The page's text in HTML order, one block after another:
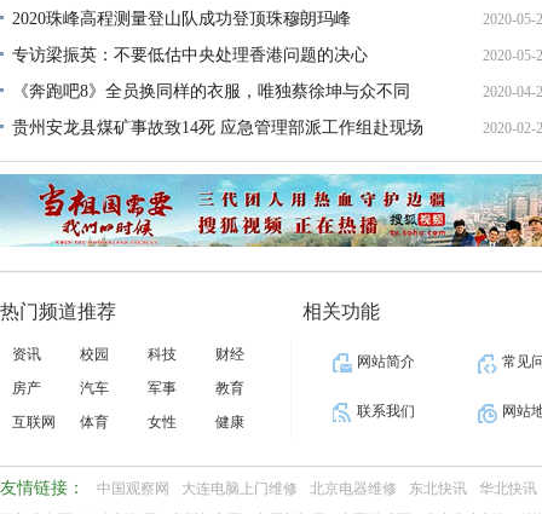
2020珠峰高程测量登山队成功登顶珠穆朗玛峰 2020-05-
专访梁振英：不要低估中央处理香港问题的决心 2020-05-
《奔跑吧8》全员换同样的衣服，唯独蔡徐坤与众不同 2020-04-
贵州安龙县煤矿事故致14死 应急管理部派工作组赴现场 2020-02-
热门频道推荐
资讯 校园 科技
财经
房产
汽车 军事
教育
互联网
体育 女性 健康
相关功能
网站简介 常见
联系我们 网站
友情链接： 中国观察网 大连电脑上门维修 北京电器维修 东北快讯
华北快讯